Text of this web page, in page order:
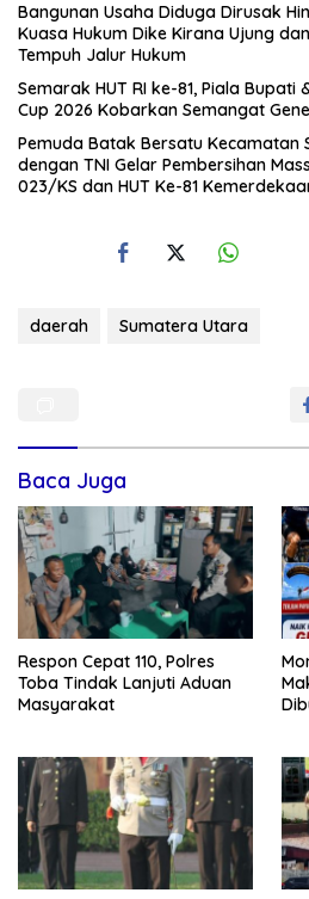
Bangunan Usaha Diduga Dirusak
Kuasa Hukum Dike Kirana Ujung
Tempuh Jalur Hukum
Semarak HUT RI ke-81, Piala
Cup 2026 Kobarkan Semangat
Pemuda Batak Bersatu Kecamatan
dengan TNI Gelar Pembersihan
023/KS dan HUT Ke-81
daerah Sumatera Utara
Baca Juga
Respon Cepat 110, Polres
Toba Tindak Lanjuti Aduan
Masyarakat